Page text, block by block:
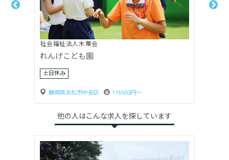
社会福祉法人木華会
れんげこども園
土日休み
静岡県浜松市中央区 176500円〜
他の人はこんな求人を探しています